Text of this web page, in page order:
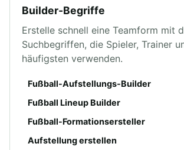
Builder-Begriffe
Erstelle schnell eine Teamform mit
Suchbegriffen, die Spieler, Trainer
häufigsten verwenden.
Fußball-Aufstellungs-Builder
Fußball Lineup Builder
Fußball-Formationsersteller
Aufstellung erstellen